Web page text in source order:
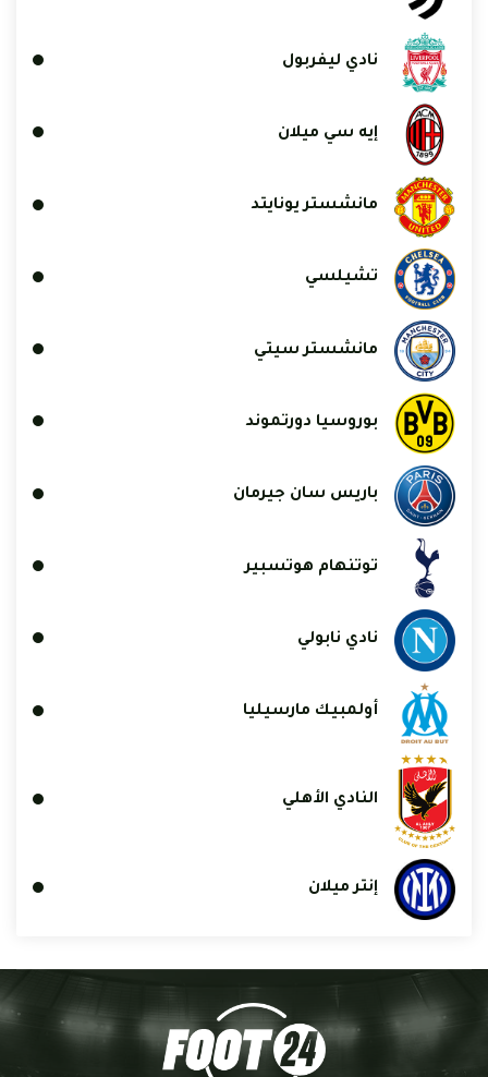
نادي ليفربول
إيه سي ميلان
مانشستر يونايتد
تشيلسي
مانشستر سيتي
بوروسيا دورتموند
باريس سان جيرمان
توتنهام هوتسبير
نادي نابولي
أولمبيك مارسيليا
النادي الأهلي
إنتر ميلان